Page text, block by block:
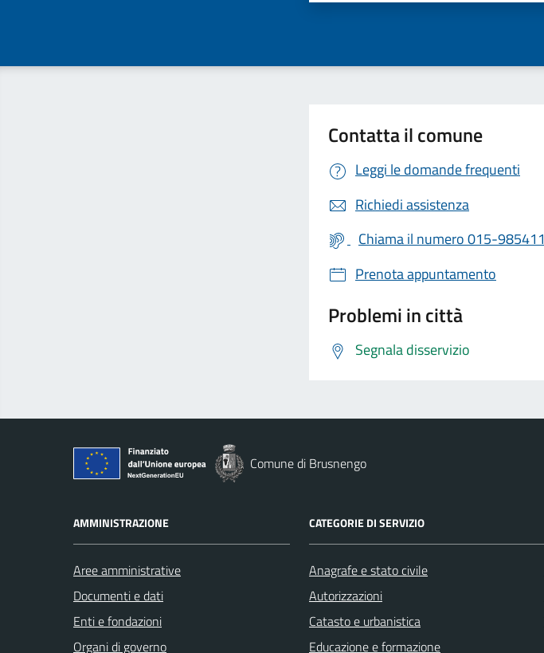
Contatta il comune
Leggi le domande frequenti
Richiedi assistenza
Chiama il numero 015-985411
Prenota appuntamento
Problemi in città
Segnala disservizio
Comune di Brusnengo
AMMINISTRAZIONE
Aree amministrative
Documenti e dati
Enti e fondazioni
Organi di governo
CATEGORIE DI SERVIZIO
Anagrafe e stato civile
Autorizzazioni
Catasto e urbanistica
Educazione e formazione